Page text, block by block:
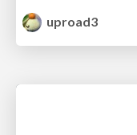
uproad3